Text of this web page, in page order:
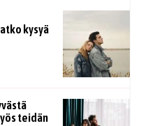
kysyä
teidän